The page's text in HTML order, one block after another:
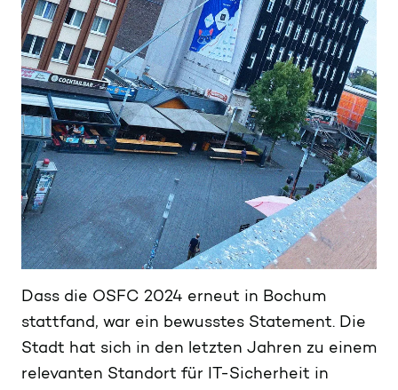
Dass die OSFC 2024 erneut in Bochum
stattfand, war ein bewusstes Statement. Die
Stadt hat sich in den letzten Jahren zu einem
relevanten Standort für IT-Sicherheit in